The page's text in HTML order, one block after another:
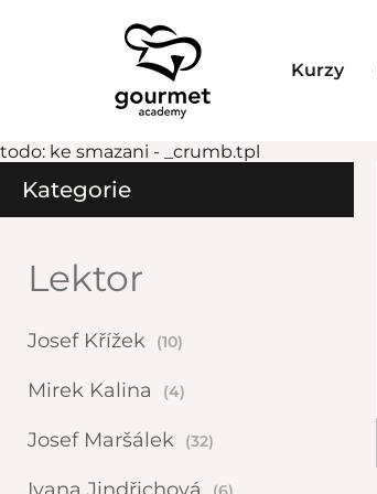
Kurzy
todo: ke smazani - _crumb.tpl
Kategorie
Lektor
Josef Křížek (10)
Mirek Kalina (4)
Josef Maršálek (32)